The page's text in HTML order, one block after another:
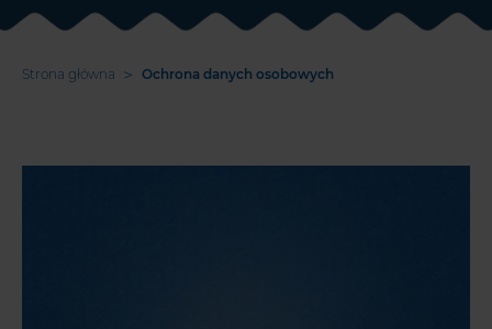
Strona główna > Ochrona danych osobowych